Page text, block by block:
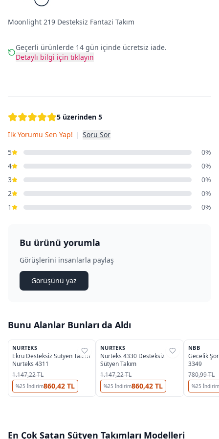
Moonlight 219 Desteksiz Fantazi Takım
Geçerli ürünlerde 14 gün içinde ücretsiz iade.
Detaylı bilgi için tıklayın
5 üzerinden 5
İlk Yorumu Sen Yap! | Soru Sor
5
0%
4
0%
3
0%
2
0%
1
0%
Bu ürünü yorumla
Görüşlerini insanlarla paylaş
Görüşünü yaz
Bunu Alanlar Bunları da Aldı
%31
NURTEKS
Ekru Desteksiz Sütyen Takım
Nurteks 4311
1.147,22 TL
%25 İndirim860,42 TL
%31
NURTEKS
Nurteks 4330 Desteksiz
Sütyen Takım
1.147,22 TL
%25 İndirim860,42 TL
%39
NBB
Gecelik
3349
780,99 TL
%25 İndirim
En Çok Satan Sütyen Takımları Modelleri